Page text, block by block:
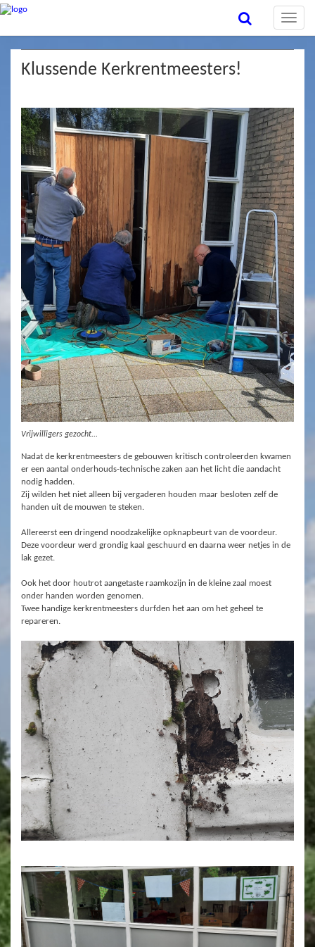
Toggle
Klussende Kerkrentmeesters!
Vrijwilligers gezocht...
Nadat de kerkrentmeesters de gebouwen kritisch controleerden kwamen
er een aantal onderhouds-technische zaken aan het licht die aandacht
nodig hadden.
Zij wilden het niet alleen bij vergaderen houden maar besloten zelf de
handen uit de mouwen te steken.
Allereerst een dringend noodzakelijke opknapbeurt van de voordeur.
Deze voordeur werd grondig kaal geschuurd en daarna weer netjes in de
lak gezet.
Ook het door houtrot aangetaste raamkozijn in de kleine zaal moest
onder handen worden genomen.
Twee handige kerkrentmeesters durfden het aan om het geheel te
repareren.